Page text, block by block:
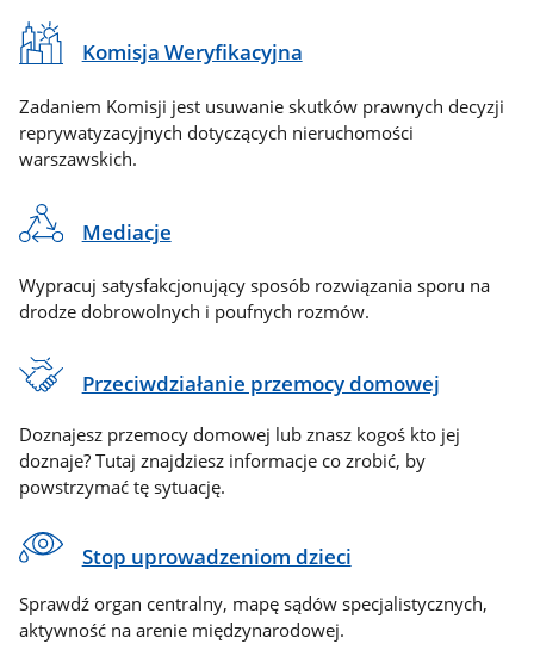
Komisja Weryfikacyjna
Zadaniem Komisji jest usuwanie skutków prawnych decyzji
reprywatyzacyjnych dotyczących nieruchomości
warszawskich.
Mediacje
Wypracuj satysfakcjonujący sposób rozwiązania sporu na
drodze dobrowolnych i poufnych rozmów.
Przeciwdziałanie przemocy domowej
Doznajesz przemocy domowej lub znasz kogoś kto jej
doznaje? Tutaj znajdziesz informacje co zrobić, by
powstrzymać tę sytuację.
Stop uprowadzeniom dzieci
Sprawdź organ centralny, mapę sądów specjalistycznych,
aktywność na arenie międzynarodowej.